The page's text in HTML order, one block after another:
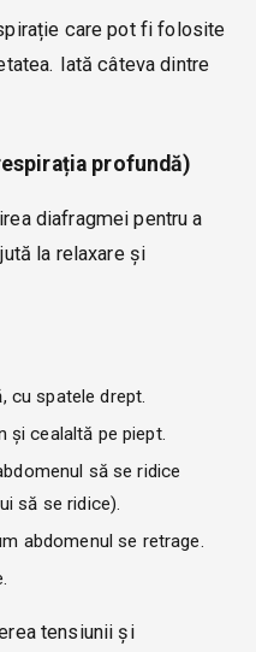
care pot fi folosite
Iată câteva dintre
profundă)
diafragmei pentru a
la relaxare și
cu spatele drept.
și cealaltă pe piept.
să se ridice
să se ridice).
abdomenul se retrage.
tensiunii și